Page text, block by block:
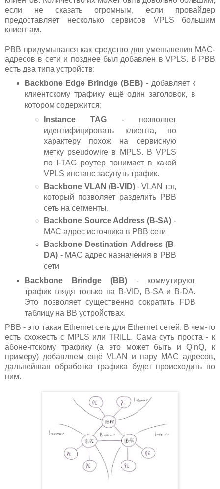
если не сказать огромным, если провайдер
предоставляет несколько сервисов VPLS большим
клиентам.
PBB придумывался как средство для уменьшения MAC-
адресов в сети и позднее был добавлен в VPLS. В PBB
есть два типа устройств:
Backbone Edge Brindge (BEB) - добавляет к
клиентскому трафику ещё один заголовок, в
котором содержится:
Instance TAG - позволяет
идентифицировать клиента, по
характеру похож на сервисную
метку pseudowire в MPLS. В VPLS
по I-TAG роутер понимает в какой
VPLS инстанс засунуть трафик.
Backbone VLAN (B-VID)- VLAN тэг,
который позволяет разделить PBB
сеть на сегменты.
Backbone Source Address (B-SA) -
MAC адрес источника в PBB сети
Backbone Destination Address (B-
DA) - MAC адрес назначения в PBB
сети
Backbone Brindge (BB) - коммутируют
трафик глядя только на B-VID, B-SA и B-DA.
Это позволяет существенно сократить FDB
таблицу на BB устройствах.
PBB - это такая Ethernet сеть для Ethernet сетей. В чем-то
есть схожесть с MPLS или TRILL. Сама суть проста - к
абонентскому трафику (а это может быть и QinQ, к
примеру) добавляем ещё VLAN и пару MAC адресов,
дальнейшая обработка трафика будет происходить по
ним.